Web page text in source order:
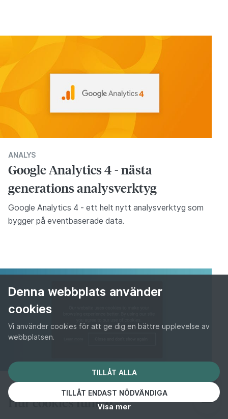
Denna webbplats använder
cookies
Vi använder cookies för att ge dig en bättre upplevelse av
webbplatsen.
TILLÅT ALLA
TILLÅT ENDAST NÖDVÄNDIGA
Visa mer
ANALYS
Google Analytics 4 - nästa
generations analysverktyg
Google Analytics 4 - ett helt nytt analysverktyg som
bygger på eventbaserade data.
TEKNIK
Hur cookies funkar